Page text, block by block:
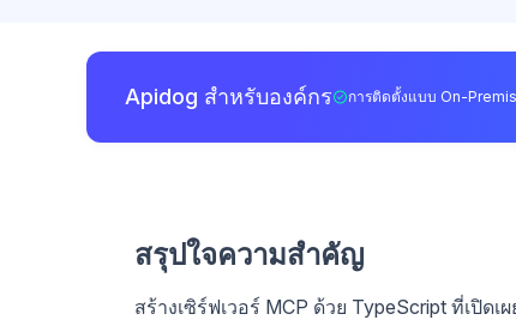
Apidog สำหรับองค์กร การติดตั้งแบบ On-
สรุปใจความสำคัญ
สร้างเซิร์ฟเวอร์ MCP ด้วย TypeScript ที่เปิดเ